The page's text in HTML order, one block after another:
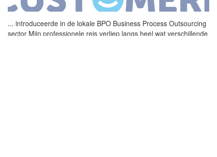
... introduceerde in de lokale BPO Business Process Outsourcing
sector Mijn professionele reis verliep langs heel wat verschillende